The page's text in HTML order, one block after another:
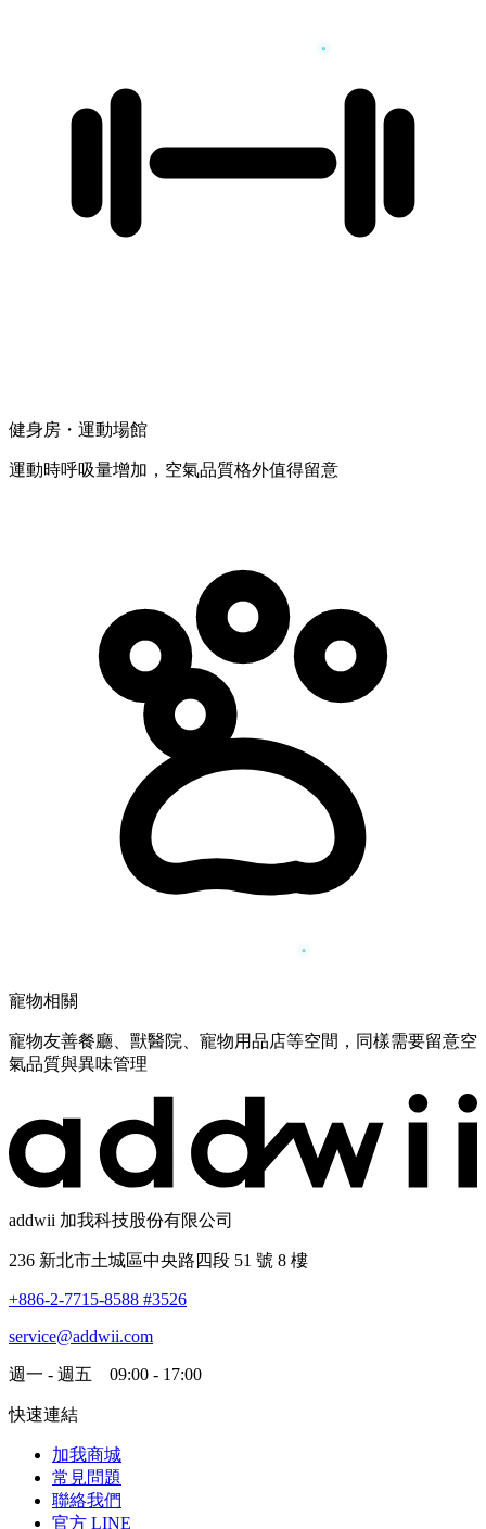
健身房・運動場館
運動時呼吸量增加，空氣品質格外值得留意
寵物相關
寵物友善餐廳、獸醫院、寵物用品店等空間，同樣需要留意空
氣品質與異味管理
addwii 加我科技股份有限公司
236 新北市土城區中央路四段 51 號 8 樓
+886-2-7715-8588 #3526
service@addwii.com
週一 - 週五 09:00 - 17:00
快速連結
加我商城
常見問題
聯絡我們
官方 LINE